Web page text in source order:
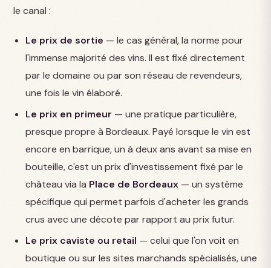
le canal :
Le prix de sortie — le cas général, la norme pour
l'immense majorité des vins. Il est fixé directement
par le domaine ou par son réseau de revendeurs,
une fois le vin élaboré.
Le prix en primeur — une pratique particulière,
presque propre à Bordeaux. Payé lorsque le vin est
encore en barrique, un à deux ans avant sa mise en
bouteille, c'est un prix d'investissement fixé par le
château via la Place de Bordeaux — un système
spécifique qui permet parfois d'acheter les grands
crus avec une décote par rapport au prix futur.
Le prix caviste ou retail — celui que l'on voit en
boutique ou sur les sites marchands spécialisés, une